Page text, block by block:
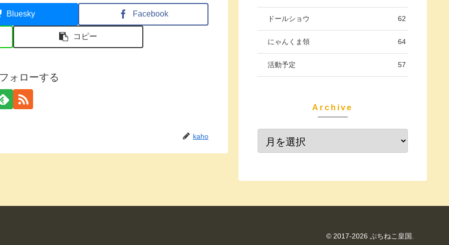
Bluesky Facebook
コピー
ォローする
kaho
ドールショウ 62
にゃんくま領 64
活動予定 57
Archive
© 2017-2026 ぷちねこ皇国.